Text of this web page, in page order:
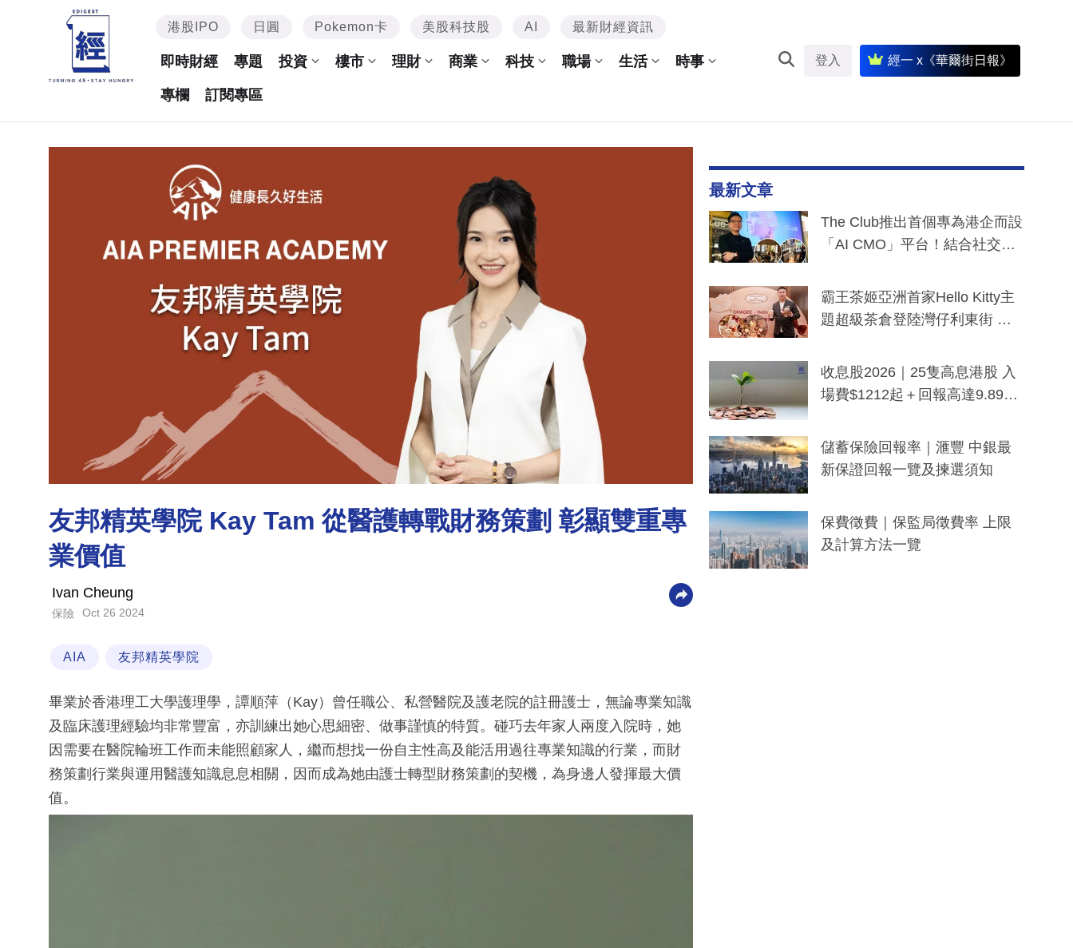
港股IPO 日圓 Pokemon卡 美股科技股 AI 最新財經資訊
即時財經 專題 投資 樓市 理財 商業 科技 職場 生活 時事
專欄 訂閱專區
登入 經一 x《華爾街日報》
友邦精英學院 Kay Tam 從醫護轉戰財務策劃 彰顯雙重專
業價值
Ivan Cheung
保險 Oct 26 2024
AIA 友邦精英學院
畢業於香港理工大學護理學，譚順萍（Kay）曾任職公、私營醫院及護老院的註冊護士，無論專業知識
及臨床護理經驗均非常豐富，亦訓練出她心思細密、做事謹慎的特質。碰巧去年家人兩度入院時，她
因需要在醫院輪班工作而未能照顧家人，繼而想找一份自主性高及能活用過往專業知識的行業，而財
務策劃行業與運用醫護知識息息相關，因而成為她由護士轉型財務策劃的契機，為身邊人發揮最大價
值。
最新文章
The Club推出首個專為港企而設
「AI CMO」平台！結合社交聆
分鐘生成「貼地」宣傳短片
霸王茶姬亞洲首家Hello Kitty主
題超級茶倉登陸灣仔利東街 推
y及香港限定特調系列
收息股2026｜25隻高息港股 入
場費$1212起＋回報高達9.89
儲蓄保險回報率｜滙豐 中銀最
新保證回報一覽及揀選須知
保費徵費｜保監局徵費率 上限
及計算方法一覽